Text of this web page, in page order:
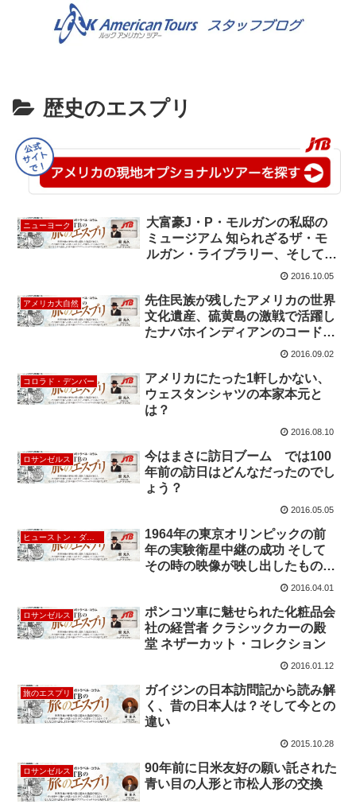
歴史のエスプリ
ニューヨーク
大富豪J・P・モルガンの私邸の
ミュージアム 知られざるザ・モ
ルガン・ライブラリー、そしてジ
キル島での秘密会議とは？2016.10.05
アメリカ大自然
先住民族が残したアメリカの世界
文化遺産、硫黄島の激戦で活躍し
たナバホインディアンのコードト
2016.09.02
コロラド・デンバー
アメリカにたった1軒しかない、
ウェスタンシャツの本家本元と
は？
2016.08.10
ロサンゼルス
今はまさに訪日ブーム では100
年前の訪日はどんなだったのでし
ょう？
2016.05.05
ヒューストン・ダラス
1964年の東京オリンピックの前
年の実験衛星中継の成功 そして
その時の映像が映し出したもの
2016.04.01
ロサンゼルス
ポンコツ車に魅せられた化粧品会
社の経営者 クラシックカーの殿
堂 ネザーカット・コレクション
2016.01.12
旅のエスプリ
ガイジンの日本訪問記から読み解
く、昔の日本人は？そして今との
違い
2015.10.28
ロサンゼルス
90年前に日米友好の願い託された
青い目の人形と市松人形の交換